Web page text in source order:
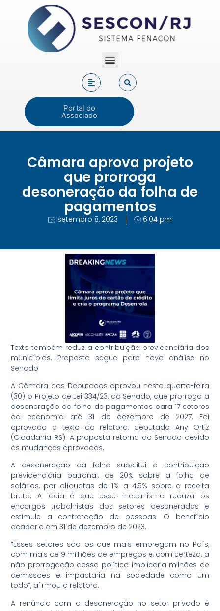
Portal do
Associado
Câmara aprova projeto
que prorroga
desoneração da folha de
pagamentos
setembro 8, 2023 6:04 pm
Texto também reduz a contribuição previdenciária dos
municípios. Proposta segue para nova análise no
Senado
A Câmara dos Deputados aprovou nesta quarta-feira
(30) o Projeto de Lei 334/23, do Senado, que prorroga a
desoneração da folha de pagamentos para 17 setores
da economia até 31 de dezembro de 2027. Foi
aprovado o texto da relatora, deputada Any Ortiz
(Cidadania-RS). A proposta retorna ao Senado devido
às mudanças aprovadas.
A desoneração da folha substitui a contribuição
previdenciária patronal, de 20% sobre a folha de
salários, por alíquotas de 1% a 4,5% sobre a receita
bruta. A ideia é que esse mecanismo reduza os
encargos trabalhistas dos setores desonerados e
estimule a contratação de pessoas. O benefício
acabaria em 31 de dezembro de 2023.
“Esses setores são os que mais empregam no País,
com mais de 9 milhões de empregos e, com certeza, a
não prorrogação dessa política implicaria milhões de
demissões e impactaria na sociedade como um
todo”, afirmou a relatora.
A renúncia com a desoneração no setor privado é